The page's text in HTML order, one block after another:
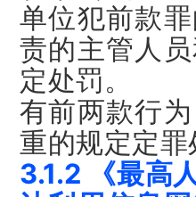
单位犯前款
责的主管人
定处罚。
有前两款行
重的规定定
3.1.2 《最高